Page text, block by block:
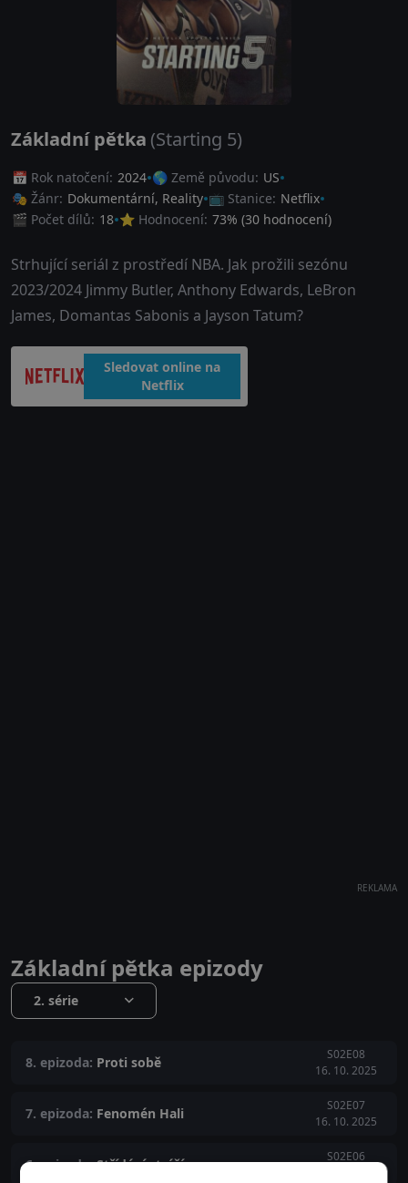
Základní pětka (Starting 5)
📅 Rok natočení: 2024 🌎 Země původu: US
🎭 Žánr: Dokumentární, Reality 📺 Stanice: Netflix
🎬 Počet dílů: 18 ⭐ Hodnocení: 73% (30 hodnocení)
Strhující seriál z prostředí NBA. Jak prožili sezónu
2023/2024 Jimmy Butler, Anthony Edwards, LeBron
James, Domantas Sabonis a Jayson Tatum?
Sledovat online na
Netflix
REKLAMA
Základní pětka epizody
2. série
8. epizoda: Proti sobě
S02E08
16. 10. 2025
7. epizoda: Fenomén Hali
S02E07
16. 10. 2025
6. epizoda:Střídání stráží
S02E06